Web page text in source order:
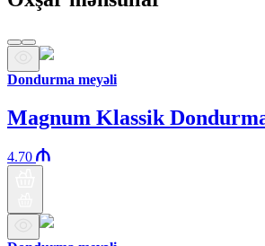
Dondurma meyəli
Magnum Klassik
4.70